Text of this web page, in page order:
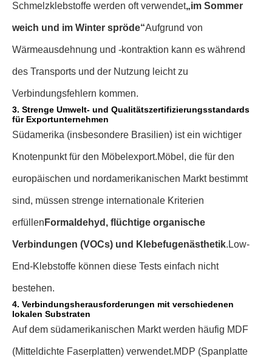
Schmelzklebstoffe werden oft verwendet„im Sommer
weich und im Winter spröde“Aufgrund von
Wärmeausdehnung und -kontraktion kann es während
des Transports und der Nutzung leicht zu
Verbindungsfehlern kommen.
3. Strenge Umwelt- und Qualitätszertifizierungsstandards
für Exportunternehmen
Südamerika (insbesondere Brasilien) ist ein wichtiger
Knotenpunkt für den Möbelexport.Möbel, die für den
europäischen und nordamerikanischen Markt bestimmt
sind, müssen strenge internationale Kriterien
erfüllen Formaldehyd, flüchtige organische
Verbindungen (VOCs) und Klebefugenästhetik. Low-
End-Klebstoffe können diese Tests einfach nicht
bestehen.
4. Verbindungsherausforderungen mit verschiedenen
lokalen Substraten
Auf dem südamerikanischen Markt werden häufig MDF
(Mitteldichte Faserplatten) verwendet.MDP (Spanplatte